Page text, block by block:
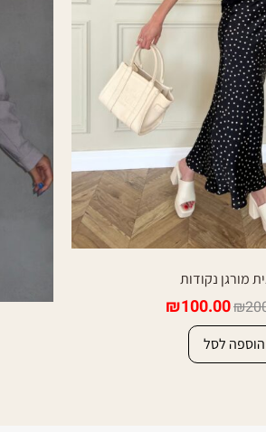
מורגן נקודות
₪
₪100.00
הוספה לסל